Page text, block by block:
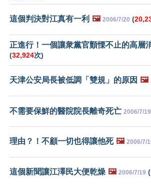
這個判決對江真有一利 🖼️ 2006/7/20 (
正進行！一個讓衆黨官顫慄不止的高層
(32,924次)
天津公安局長被低調「雙規」的原因 🖼️
不需要保鮮的醫院院長離奇死亡 2006/7/19
理由？！不顧一切也得讓他死 🖼️ 2006/7/
這個新聞讓江澤民大便乾燥 🖼️ 2006/7/19 (